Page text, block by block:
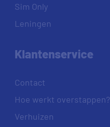
Sim Only
Leningen
Klantenservice
Contact
Hoe werkt overstappen?
Verhuizen